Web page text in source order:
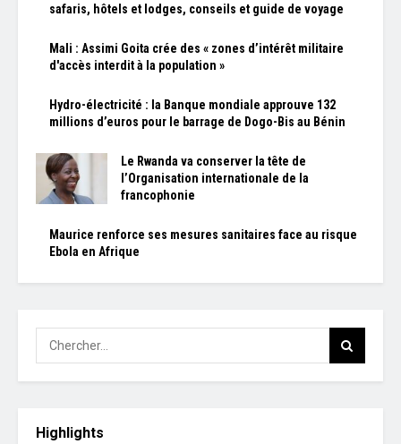
safaris, hôtels et lodges, conseils et guide de voyage
Mali : Assimi Goita crée des « zones d’intérêt militaire
d'accès interdit à la population »
Hydro-électricité : la Banque mondiale approuve 132
millions d’euros pour le barrage de Dogo-Bis au Bénin
Le Rwanda va conserver la tête de
l’Organisation internationale de la
francophonie
Maurice renforce ses mesures sanitaires face au risque
Ebola en Afrique
Highlights